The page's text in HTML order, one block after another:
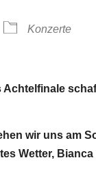
Konzerte
Achtelfinale
wir uns am
Wetter,